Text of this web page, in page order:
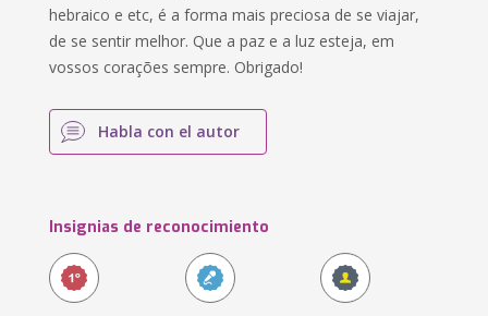
hebraico e etc, é a forma mais preciosa de se viajar,
de se sentir melhor. Que a paz e a luz esteja, em
vossos corações sempre. Obrigado!
Habla con el autor
Insignias de reconocimiento